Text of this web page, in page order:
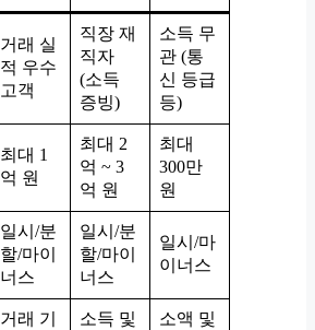
거래 실
적 우수
고객
직장 재
직자
(소득
증빙)
소득 무
관 (통
신 등급
등)
최대 1
억 원
최대 2
억 ~ 3
억 원
최대
300만
원
일시/분
할/마이
너스
일시/분
할/마이
너스
일시/마
이너스
거래 기
소득 및
소액 및